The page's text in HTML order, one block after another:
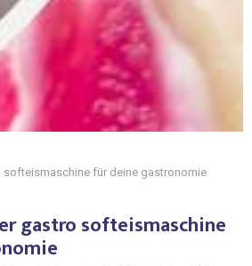
softeismaschine für deine gastronomie
gastro softeismaschine